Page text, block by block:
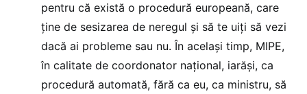
pentru că există o procedură europeană, care
ţine de sesizarea de neregul şi să te uiţi să vezi
dacă ai probleme sau nu. În acelaşi timp, MIPE,
în calitate de coordonator naţional, iarăşi, ca
procedură automată, fără ca eu, ca ministru, să